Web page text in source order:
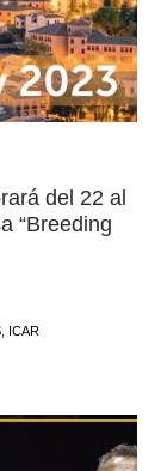
del 22 al
“Breeding
, ICAR